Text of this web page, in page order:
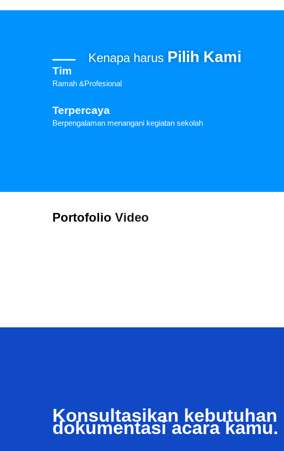
Kenapa harus Pilih Kami
Tim
Ramah &Profesional
Terpercaya
Berpengalaman menangani kegiatan sekolah
Portofolio Video
Konsultasikan kebutuhan
dokumentasi acara kamu.